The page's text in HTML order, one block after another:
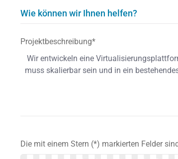
Wie können wir Ihnen helfen?
Projektbeschreibung*
Die mit einem Stern (*) markierten Felder